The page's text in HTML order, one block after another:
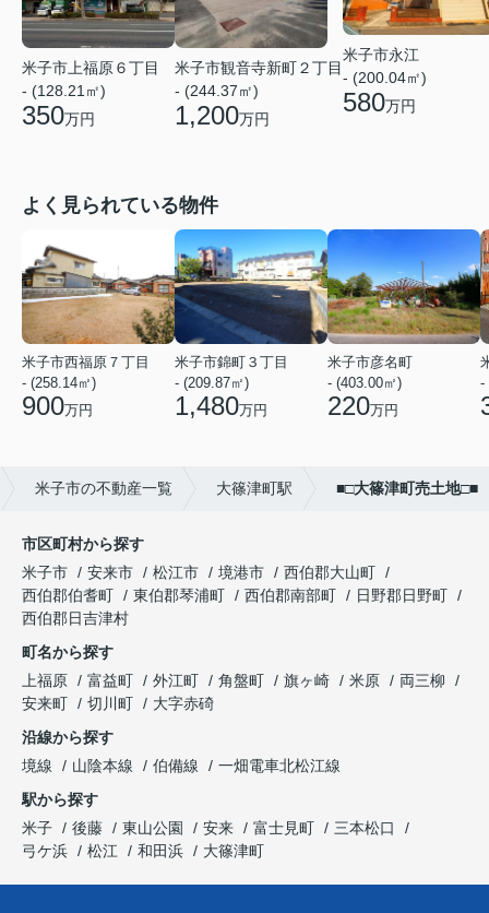
米子市上福原６丁目
- (128.21㎡)
350万円
米子市観音寺新町２丁目
- (244.37㎡)
1,200万円
米子市永江
- (200.04㎡)
580万円
よく見られている物件
米子市西福原７丁目
- (258.14㎡)
900万円
米子市錦町３丁目
- (209.87㎡)
1,480万円
米子市彦名町
- (403.00㎡)
220万円
-
米子市の不動産一覧 大篠津町駅 ■□大篠津町売土地□■
市区町村から探す
米子市
安来市 松江市 境港市
西伯郡大山町
西伯郡伯耆町
東伯郡琴浦町 西伯郡南部町
日野郡日野町
西伯郡日吉津村
町名から探す
上福原
富益町 外江町 角盤町 旗ヶ崎 米原
両三柳
安来町
切川町
大字赤碕
沿線から探す
境線
山陰本線 伯備線
一畑電車北松江線
駅から探す
米子
後藤 東山公園 安来 富士見町
三本松口
弓ケ浜
松江 和田浜 大篠津町